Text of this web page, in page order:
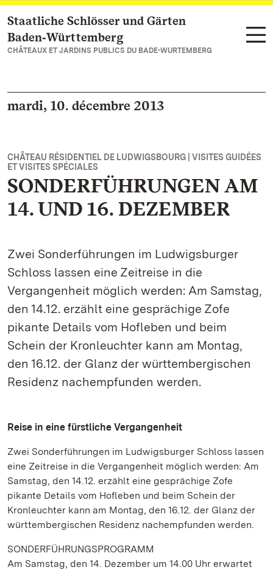
Vers la page d’accueil
Staatliche Schlösser und Gärten
Baden‑Württemberg
CHÂTEAUX ET JARDINS PUBLICS DU BADE-WURTEMBERG
mardi, 10. décembre 2013
CHÂTEAU RÉSIDENTIEL DE LUDWIGSBOURG | VISITES GUIDÉES
ET VISITES SPÉCIALES
SONDERFÜHRUNGEN AM
14. UND 16. DEZEMBER
Zwei Sonderführungen im Ludwigsburger
Schloss lassen eine Zeitreise in die
Vergangenheit möglich werden: Am Samstag,
den 14.12. erzählt eine gesprächige Zofe
pikante Details vom Hofleben und beim
Schein der Kronleuchter kann am Montag,
den 16.12. der Glanz der württembergischen
Residenz nachempfunden werden.
Reise in eine fürstliche Vergangenheit
Zwei Sonderführungen im Ludwigsburger Schloss lassen
eine Zeitreise in die Vergangenheit möglich werden: Am
Samstag, den 14.12. erzählt eine gesprächige Zofe
pikante Details vom Hofleben und beim Schein der
Kronleuchter kann am Montag, den 16.12. der Glanz der
württembergischen Residenz nachempfunden werden.
SONDERFÜHRUNGSPROGRAMM
Am Samstag, den 14. Dezember um 14.00 Uhr erwartet